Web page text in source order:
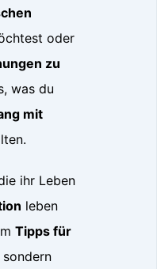
oder
zu
was du
mit
ihr Leben
leben
Tipps für
sondern